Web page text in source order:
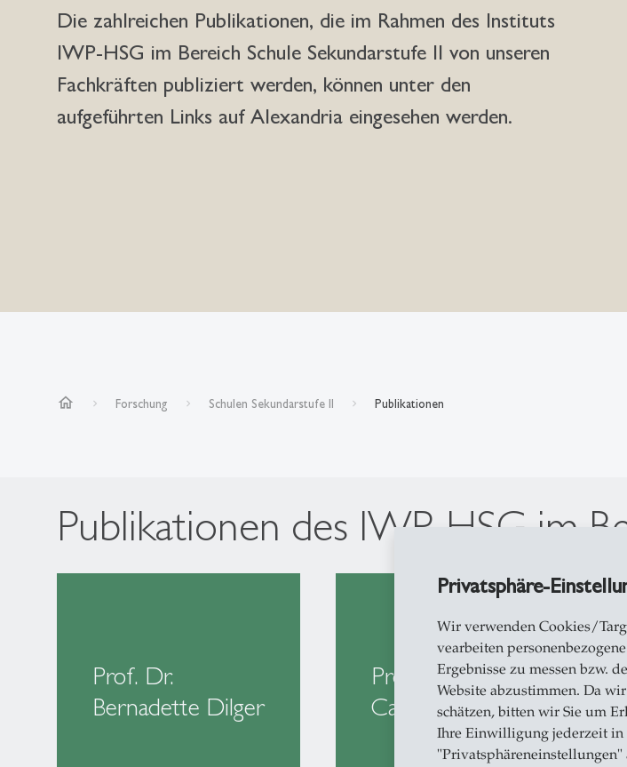
Privatsphäre-
Wir verwenden Cookies/
vearbeiten
Ergebnisse zu messen bzw.
Website abzustimmen. Da
schätzen, bitten wir Sie um
Ihre Einwilligung jederzeit in
Die zahlreichen Publikationen, die im Rahmen des Instituts
IWP-HSG im Bereich Schule Sekundarstufe II von unseren
Fachkräften publiziert werden, können unter den
aufgeführten Links auf Alexandria eingesehen werden.
home Forschung Schulen Sekundarstufe II Publikationen
Publikationen des IWP-HSG im
Prof. Dr.
Bernadette Dilger
Prof. Dr. Roman
Capaul